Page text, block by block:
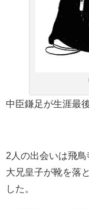
中臣鎌足が生涯最
2人の出会いは飛
大兄皇子が靴を落
した。